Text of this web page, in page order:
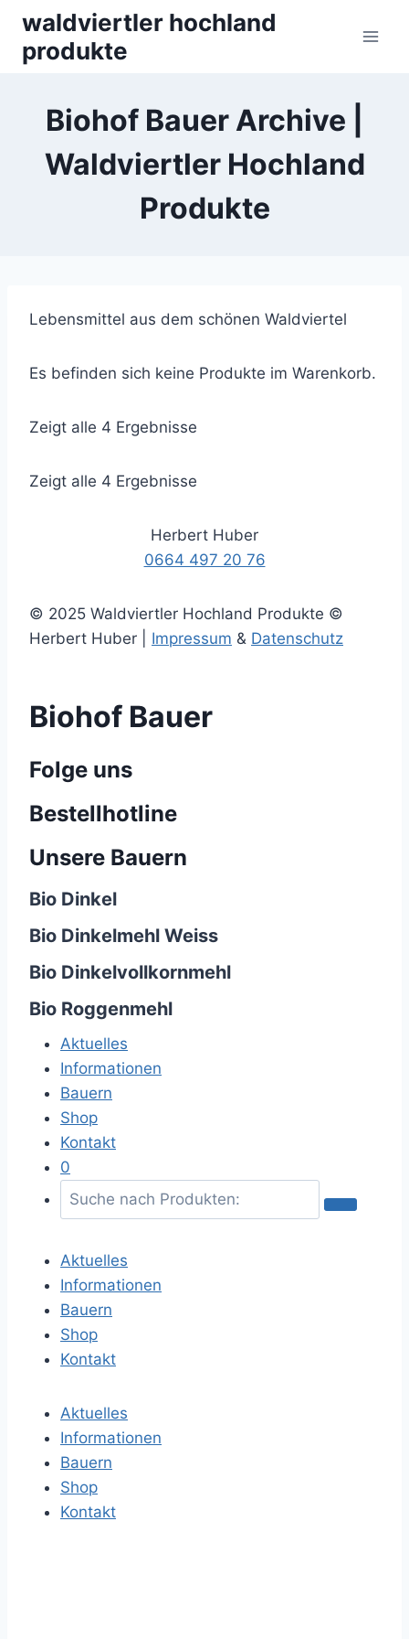
content
waldviertler hochland
produkte
Biohof Bauer Archive |
Waldviertler Hochland
Produkte
Lebensmittel aus dem schönen Waldviertel
Es befinden sich keine Produkte im Warenkorb.
Zeigt alle 4 Ergebnisse
Zeigt alle 4 Ergebnisse
Herbert Huber
0664 497 20 76
© 2025 Waldviertler Hochland Produkte ©
Herbert Huber | Impressum & Datenschutz
Biohof Bauer
Folge uns
Bestellhotline
Unsere Bauern
Bio Dinkel
Bio Dinkelmehl Weiss
Bio Dinkelvollkornmehl
Bio Roggenmehl
Aktuelles
Informationen
Bauern
Shop
Kontakt
0
u
h
e
n
a
c
:
Aktuelles
Informationen
Bauern
Shop
Kontakt
Aktuelles
Informationen
Bauern
Shop
Kontakt